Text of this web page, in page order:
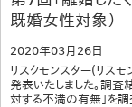
既婚女性対象）
2020年03月26日
リスクモンスター(リス
発表いたしました。調
対する不満の有無」を